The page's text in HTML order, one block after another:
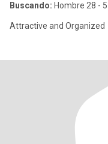
Buscando: Hombre 28 -
Attractive and Organized